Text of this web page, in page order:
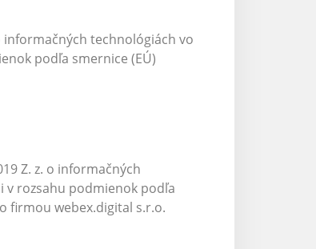
informačných technológiách vo
podľa smernice (EÚ)
Z. z. o informačných
v rozsahu podmienok podľa
firmou webex.digital s.r.o.